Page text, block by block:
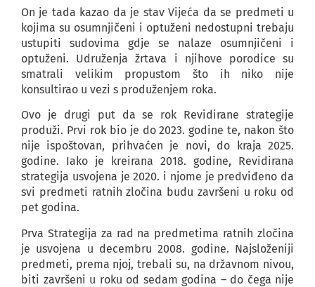
On je tada kazao da je stav Vijeća da se predmeti u
kojima su osumnjičeni i optuženi nedostupni trebaju
ustupiti sudovima gdje se nalaze osumnjičeni i
optuženi. Udruženja žrtava i njihove porodice su
smatrali velikim propustom što ih niko nije
konsultirao u vezi s produženjem roka.
Ovo je drugi put da se rok Revidirane strategije
produži. Prvi rok bio je do 2023. godine te, nakon što
nije ispoštovan, prihvaćen je novi, do kraja 2025.
godine. Iako je kreirana 2018. godine, Revidirana
strategija usvojena je 2020. i njome je predviđeno da
svi predmeti ratnih zločina budu završeni u roku od
pet godina.
Prva Strategija za rad na predmetima ratnih zločina
je usvojena u decembru 2008. godine. Najsloženiji
predmeti, prema njoj, trebali su, na državnom nivou,
biti završeni u roku od sedam godina – do čega nije